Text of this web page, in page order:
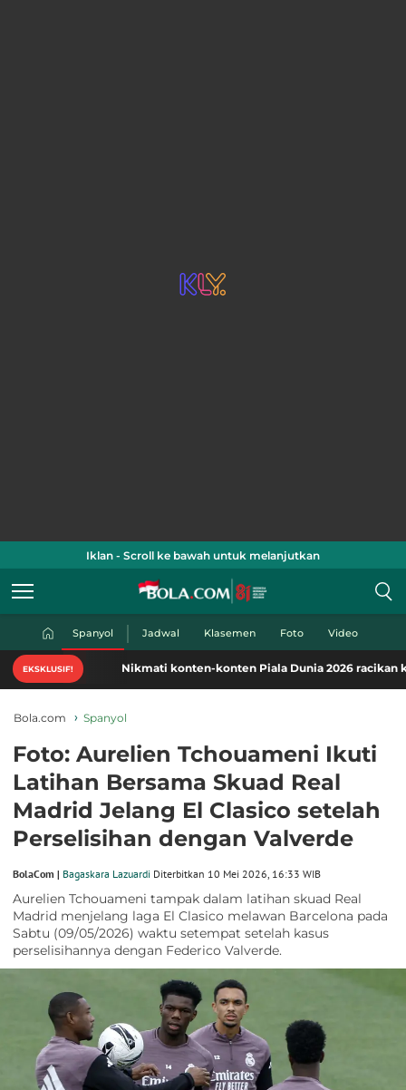
Iklan - Scroll ke bawah untuk melanjutkan
Spanyol Jadwal Klasemen Foto Video
EKSKLUSIF! Nikmati konten-konten Piala Dunia 2026 racikan khas
Bola.com Spanyol
Foto: Aurelien Tchouameni Ikuti
Latihan Bersama Skuad Real
Madrid Jelang El Clasico setelah
Perselisihan dengan Valverde
BolaCom | Bagaskara Lazuardi Diterbitkan 10 Mei 2026, 16:33 WIB
Aurelien Tchouameni tampak dalam latihan skuad Real
Madrid menjelang laga El Clasico melawan Barcelona pada
Sabtu (09/05/2026) waktu setempat setelah kasus
perselisihannya dengan Federico Valverde.